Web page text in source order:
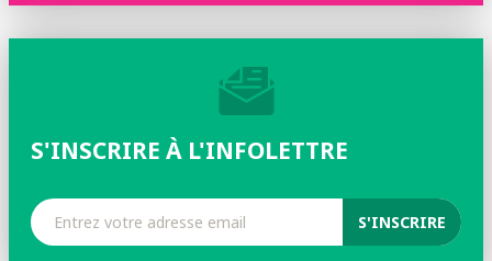
S'INSCRIRE À L'INFOLETTRE